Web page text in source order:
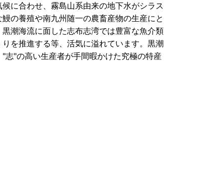
に合わせ、霧島山系由来の地下水がシラス
の養殖や南九州随一の農畜産物の生産にと
潮海流に面した志布志湾では豊富な魚介類
を推進する等、活気に溢れています。黒潮
志"の高い生産者が手間暇かけた究極の特産